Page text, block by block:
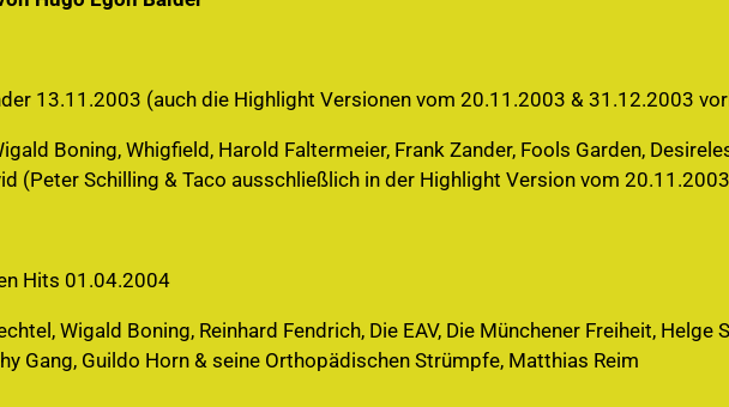
13.11.2003 (auch die Highlight Versionen vom 20.11.2003 & 31.12.2003
Boning, Whigfield, Harold Faltermeier, Frank Zander, Fools Garden,
(Peter Schilling & Taco ausschließlich in der Highlight Version vom
Hits 01.04.2004
Wigald Boning, Reinhard Fendrich, Die EAV, Die Münchener Freiheit, Helge
Gang, Guildo Horn & seine Orthopädischen Strümpfe, Matthias Reim